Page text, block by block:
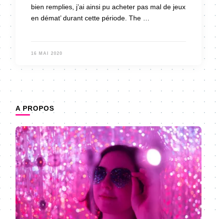
bien remplies, j’ai ainsi pu acheter pas mal de jeux
en démat’ durant cette période. The …
16 MAI 2020
A PROPOS